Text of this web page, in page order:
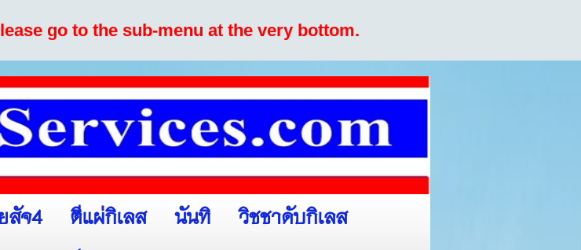
go to the sub-menu at the very bottom.
สัจ4 ตีแผ่กิเลส นันทิ
วิชชาดับกิเลส